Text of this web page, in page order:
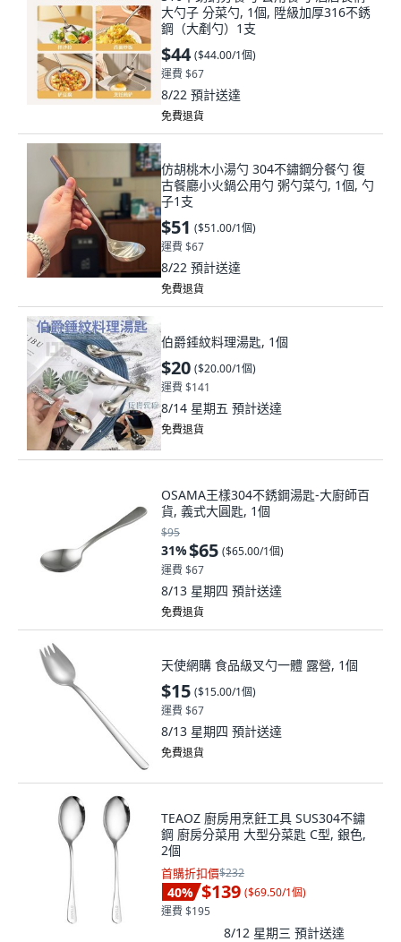
大勺子 分菜勺, 1個, 陞級加厚316不銹
鋼（大剷勺）1支
$44 ($44.00/1個)
運費 $67
8/22 預計送達
免費退貨
仿胡桃木小湯勺 304不鏽鋼分餐勺 復
古餐廳小火鍋公用勺 粥勺菜勺, 1個, 勺
子1支
$51 ($51.00/1個)
運費 $67
8/22 預計送達
免費退貨
伯爵錘紋料理湯匙, 1個
$20 ($20.00/1個)
運費 $141
8/14 星期五 預計送達
免費退貨
OSAMA王樣304不銹鋼湯匙-大廚師百
貨, 義式大圓匙, 1個
$95
31%$65 ($65.00/1個)
運費 $67
8/13 星期四 預計送達
免費退貨
天使網購 食品級叉勺一體 露營, 1個
$15 ($15.00/1個)
運費 $67
8/13 星期四 預計送達
免費退貨
TEAOZ 廚房用烹飪工具 SUS304不鏽
鋼 廚房分菜用 大型分菜匙 C型, 銀色,
2個
首購折扣價$232
40% $139 ($69.50/1個)
運費 $195
8/12 星期三 預計送達